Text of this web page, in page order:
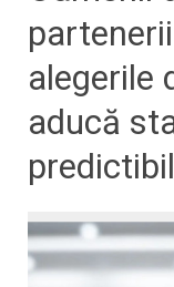
alegerile
aducă